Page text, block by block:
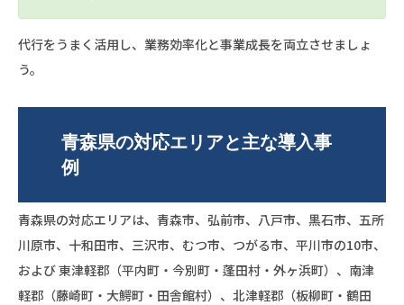
代行をうまく活用し、業務効率化と事業成長を両立させましょ
う。
青森県の対応エリアと主な導入事
例
青森県の対応エリアは、青森市、弘前市、八戸市、黒石市、五所
川原市、十和田市、三沢市、むつ市、つがる市、平川市の10市、
および 東津軽郡（平内町・今別町・蓬田村・外ヶ浜町）、南津
軽郡（藤崎町・大鰐町・田舎館村）、北津軽郡（板柳町・鶴田